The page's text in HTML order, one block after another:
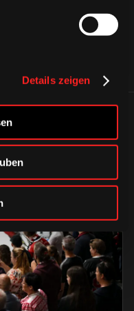
Details zeigen